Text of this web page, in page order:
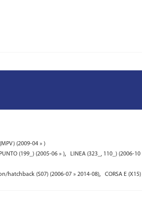
(2009-04 » )
(199_) (2005-06 » ), LINEA (323_, 110_) (2006-10
hatchback (S07) (2006-07 » 2014-08), CORSA E